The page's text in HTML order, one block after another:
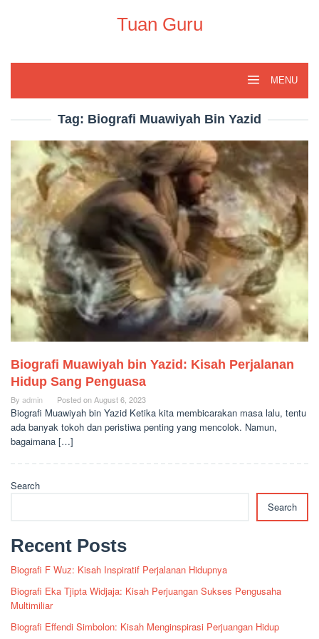
Tuan Guru
MENU
Tag: Biografi Muawiyah Bin Yazid
Biografi Muawiyah bin Yazid: Kisah Perjalanan
Hidup Sang Penguasa
By admin Posted onAugust 6, 2023
Biografi Muawiyah bin Yazid Ketika kita membicarakan masa lalu, tentu
ada banyak tokoh dan peristiwa penting yang mencolok. Namun,
bagaimana […]
Search
Search
Recent Posts
Biografi F Wuz: Kisah Inspiratif Perjalanan Hidupnya
Biografi Eka Tjipta Widjaja: Kisah Perjuangan Sukses Pengusaha
Multimiliar
Biografi Effendi Simbolon: Kisah Menginspirasi Perjuangan Hidup